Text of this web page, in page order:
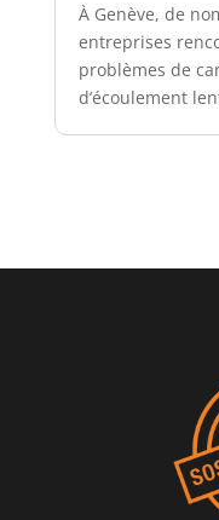
À Genève, de
entreprises
problèmes de
d’écoulement